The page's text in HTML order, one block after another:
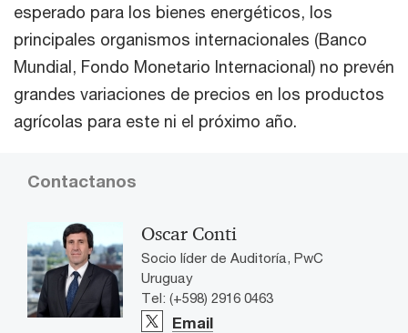
esperado para los bienes energéticos, los
principales organismos internacionales (Banco
Mundial, Fondo Monetario Internacional) no prevén
grandes variaciones de precios en los productos
agrícolas para este ni el próximo año.
Contactanos
Oscar Conti
Socio líder de Auditoría, PwC
Uruguay
Tel: (+598) 2916 0463
Email